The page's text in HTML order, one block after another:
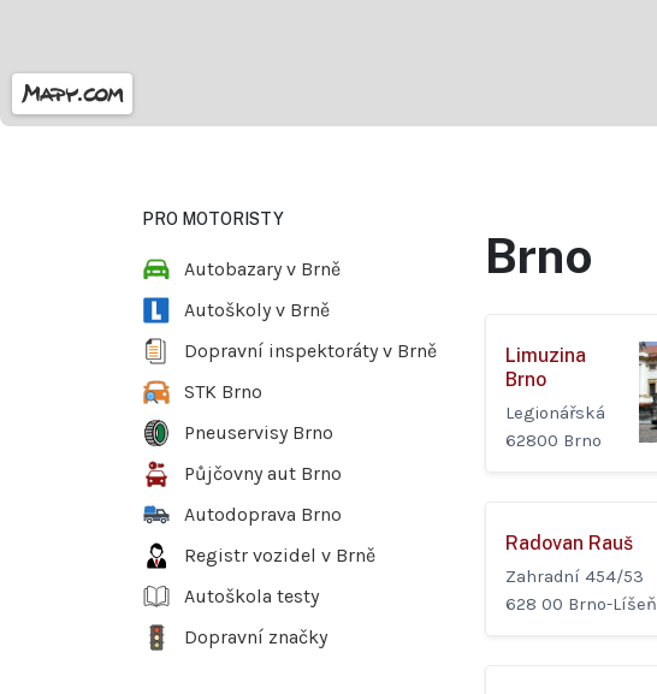
Brno
Limuzina
Brno
Legionářská
62800 Brno
Radovan Rauš
Zahradní 454/53
628 00 Brno-Líšeň
PRO MOTORISTY
Autobazary v Brně
Autoškoly v Brně
Dopravní inspektoráty v Brně
STK Brno
Pneuservisy Brno
Půjčovny aut Brno
Autodoprava Brno
Registr vozidel v Brně
Autoškola testy
Dopravní značky